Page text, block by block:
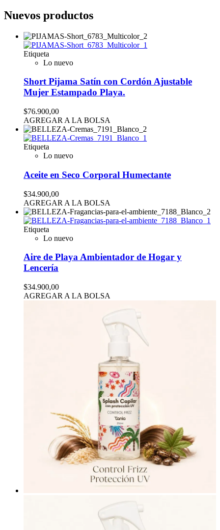
Nuevos productos
Etiqueta
Lo nuevo
Short Pijama Satín con Cordón Ajustable
Mujer Estampado Playa.
$76.900,00
AGREGAR A LA BOLSA
Etiqueta
Lo nuevo
Aceite en Seco Corporal Humectante
$34.900,00
AGREGAR A LA BOLSA
Etiqueta
Lo nuevo
Aire de Playa Ambientador de Hogar y
Lencería
$34.900,00
AGREGAR A LA BOLSA